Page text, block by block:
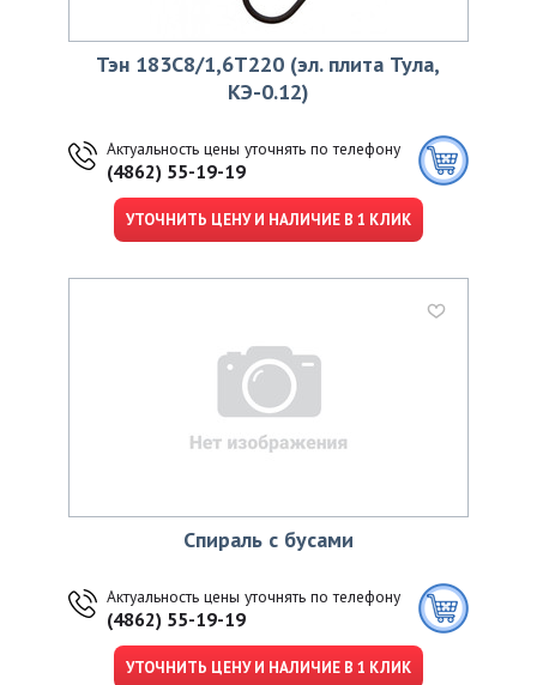
Тэн 183С8/1,6Т220 (эл. плита Тула,
КЭ-0.12)
Актуальность цены уточнять по телефону
(4862) 55-19-19
УТОЧНИТЬ ЦЕНУ И НАЛИЧИЕ В 1 КЛИК
Спираль с бусами
Актуальность цены уточнять по телефону
(4862) 55-19-19
УТОЧНИТЬ ЦЕНУ И НАЛИЧИЕ В 1 КЛИК